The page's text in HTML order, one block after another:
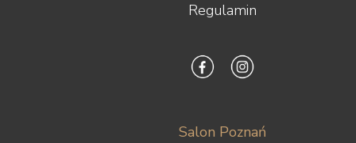
Regulamin
Salon Poznań